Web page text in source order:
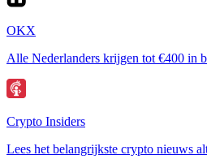
OKX
Alle Nederlanders krijgen tot €400 in
Crypto Insiders
Lees het belangrijkste crypto nieuws